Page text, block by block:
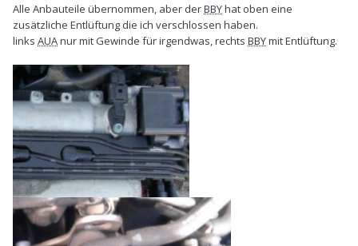
Alle Anbauteile übernommen, aber derBBYhat oben eine
zusätzliche Entlüftung die ich verschlossen haben.
links AUAnur mit Gewinde für irgendwas, rechts BBYmit Entlüftung.